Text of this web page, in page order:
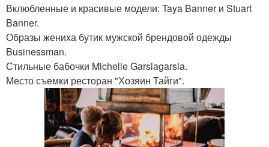
Вклюбленные и красивые модели: Taya Banner и Stuart
Banner.
Образы жениха бутик мужской брендовой одежды
Businessman.
Стильные бабочки Michelle Garsiagarsia.
Место съемки ресторан "Хозяин Тайги".